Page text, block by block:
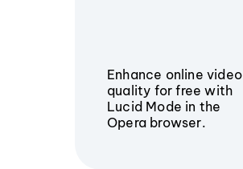
Enhance online video
quality for free with
Lucid Mode in the
Opera browser.